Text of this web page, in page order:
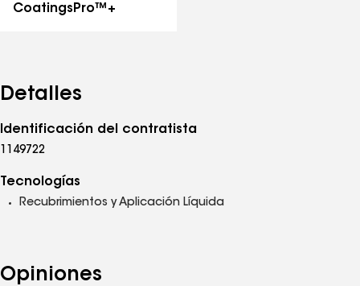
CoatingsPro™+
Detalles
Identificación del contratista
1149722
Tecnologías
Recubrimientos y Aplicación Líquida
Opiniones